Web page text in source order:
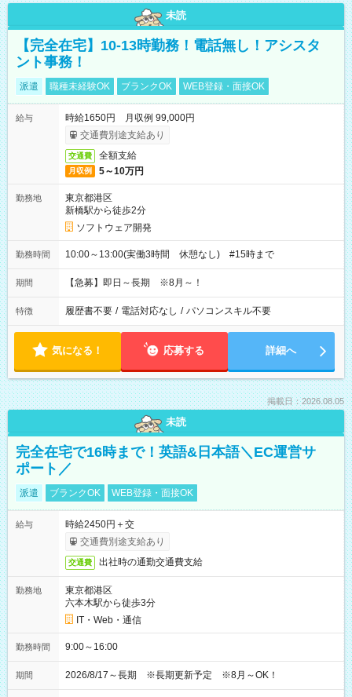
未読
【完全在宅】10-13時勤務！電話無し！アシスタ
ント事務！
派遣 職種未経験OK ブランクOK WEB登録・面接OK
給与
時給1650円 月収例 99,000円
交通費別途支給あり
交通費 全額支給
月収例 5～10万円
勤務地
東京都港区
新橋駅から徒歩2分
ソフトウェア開発
勤務時間 10:00～13:00(実働3時間 休憩なし) #15時まで
期間 【急募】即日～長期 ※8月～！
特徴 履歴書不要 / 電話対応なし / パソコンスキル不要
気になる！ 応募する 詳細へ
掲載日：2026.08.05
未読
完全在宅で16時まで！英語&日本語＼EC運営サ
ポート／
派遣 ブランクOK WEB登録・面接OK
給与
時給2450円＋交
交通費別途支給あり
交通費 出社時の通勤交通費支給
勤務地
東京都港区
六本木駅から徒歩3分
IT・Web・通信
勤務時間 9:00～16:00
期間 2026/8/17～長期 ※長期更新予定 ※8月～OK！